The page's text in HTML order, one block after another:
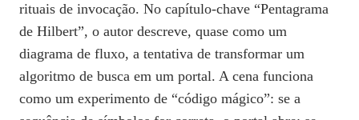
rituais de invocação. No capítulo‑chave “Pentagrama
de Hilbert”, o autor descreve, quase como um
diagrama de fluxo, a tentativa de transformar um
algoritmo de busca em um portal. A cena funciona
como um experimento de “código mágico”: se a